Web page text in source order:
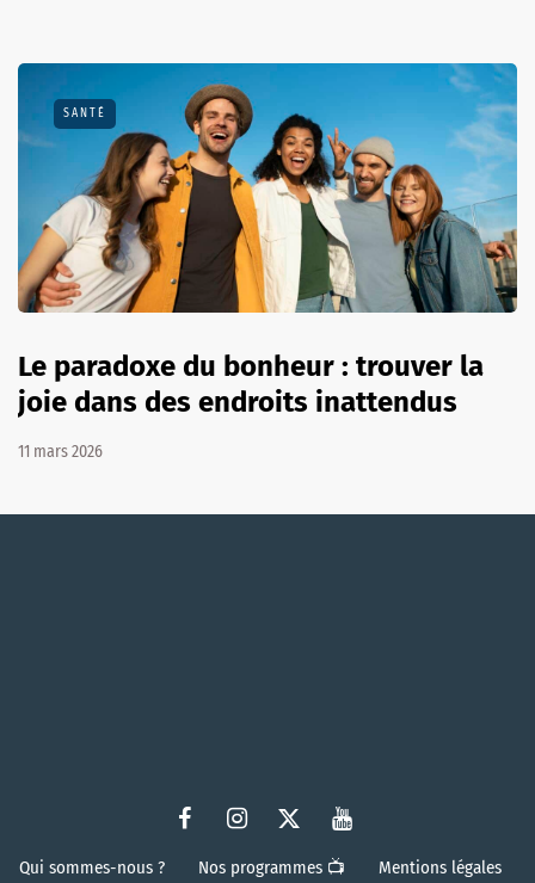
SANTÉ
Le paradoxe du bonheur : trouver la
joie dans des endroits inattendus
11 mars 2026
Qui sommes-nous ? Nos programmes 📺 Mentions légales